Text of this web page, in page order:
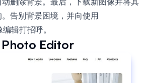
告别背景困境，并向使用
辑打招呼。
Editor